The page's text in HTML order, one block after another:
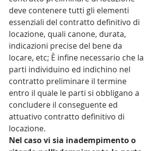
deve contenere tutti gli elementi
essenziali del contratto definitivo di
locazione, quali canone, durata,
indicazioni precise del bene da
locare, etc; È infine necessario che la
parti individuino ed indichino nel
contratto preliminare il termine
entro il quale le parti si obbligano a
concludere il conseguente ed
attuativo contratto definitivo di
locazione.
Nel caso vi sia inadempimento o